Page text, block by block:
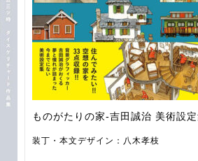
ものがたりの家-吉田誠治 美術設
装丁・本文デザイン：八木孝枝